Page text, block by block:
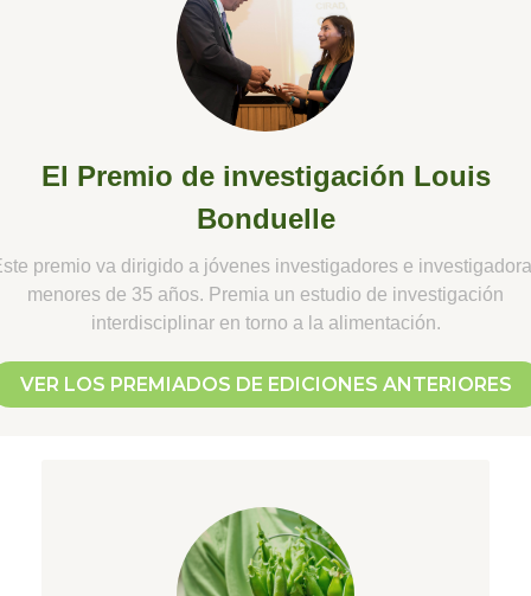
El Premio de investigación Louis
Bonduelle
premio va dirigido a jóvenes investigadores e
menores de 35 años. Premia un estudio de investigación
interdisciplinar en torno a la alimentación.
VER LOS PREMIADOS DE EDICIONES ANTERIORES